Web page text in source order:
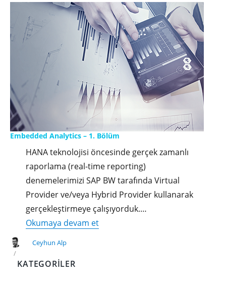
Embedded Analytics – 1. Bölüm
HANA teknolojisi öncesinde gerçek zamanlı
raporlama (real-time reporting)
denemelerimizi SAP BW tarafında Virtual
Provider ve/veya Hybrid Provider kullanarak
gerçekleştirmeye çalışıyorduk.…
Okumaya devam et"Embedded
Ceyhun Alp
KATEGORILER